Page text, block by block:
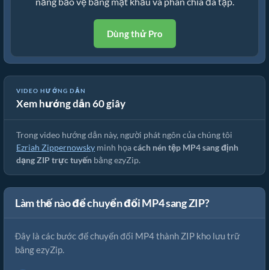
Dùng thử Pro
VIDEO HƯỚNG DẪN
Xem hướng dẫn 60 giây
Hướng Dẫn Chuyển Đổi MP4 Sang ZIP Trực Tuyến (Hướng Dẫn
Đơn Giản)
Trong video hướng dẫn này, người phát ngôn của chúng tôi
Ezriah Zippernowsky minh họacách nén tệp MP4 sang định
dạng ZIP trực tuyến bằng ezyZip.
Làm thế nào để chuyển đổi MP4 sang ZIP?
Đây là các bước để chuyển đổi MP4 thành ZIP kho lưu trữ
bằng ezyZip.